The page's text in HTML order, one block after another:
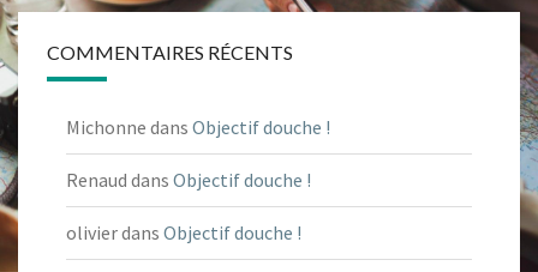
COMMENTAIRES RÉCENTS
Michonne dans Objectif douche !
Renaud dans Objectif douche !
olivierdans Objectif douche !